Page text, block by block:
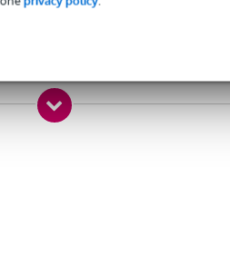
250M/500/600i, Behringer EPA300